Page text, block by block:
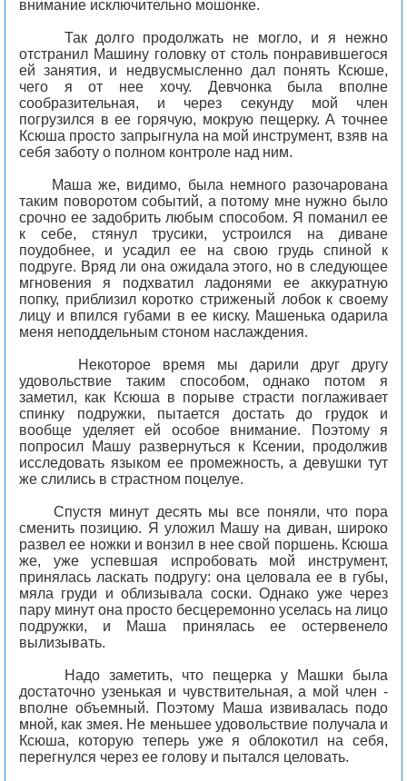
внимание исключительно мошонке.
Так долго продолжать не могло, и я нежно
отстранил Машину головку от столь понравившегося
ей занятия, и недвусмысленно дал понять Ксюше,
чего я от нее хочу. Девчонка была вполне
сообразительная, и через секунду мой член
погрузился в ее горячую, мокрую пещерку. А точнее
Ксюша просто запрыгнула на мой инструмент, взяв на
себя заботу о полном контроле над ним.
Маша же, видимо, была немного разочарована
таким поворотом событий, а потому мне нужно было
срочно ее задобрить любым способом. Я поманил ее
к себе, стянул трусики, устроился на диване
поудобнее, и усадил ее на свою грудь спиной к
подруге. Вряд ли она ожидала этого, но в следующее
мгновения я подхватил ладонями ее аккуратную
попку, приблизил коротко стриженый лобок к своему
лицу и впился губами в ее киску. Машенька одарила
меня неподдельным стоном наслаждения.
Некоторое время мы дарили друг другу
удовольствие таким способом, однако потом я
заметил, как Ксюша в порыве страсти поглаживает
спинку подружки, пытается достать до грудок и
вообще уделяет ей особое внимание. Поэтому я
попросил Машу развернуться к Ксении, продолжив
исследовать языком ее промежность, а девушки тут
же слились в страстном поцелуе.
Спустя минут десять мы все поняли, что пора
сменить позицию. Я уложил Машу на диван, широко
развел ее ножки и вонзил в нее свой поршень. Ксюша
же, уже успевшая испробовать мой инструмент,
принялась ласкать подругу: она целовала ее в губы,
мяла груди и облизывала соски. Однако уже через
пару минут она просто бесцеремонно уселась на лицо
подружки, и Маша принялась ее остервенело
вылизывать.
Надо заметить, что пещерка у Машки была
достаточно узенькая и чувствительная, а мой член -
вполне объемный. Поэтому Маша извивалась подо
мной, как змея. Не меньшее удовольствие получала и
Ксюша, которую теперь уже я облокотил на себя,
перегнулся через ее голову и пытался целовать.